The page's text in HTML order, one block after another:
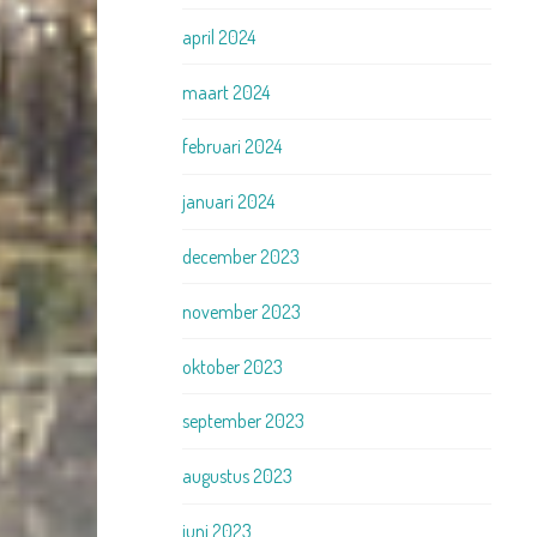
april 2024
maart 2024
februari 2024
januari 2024
december 2023
november 2023
oktober 2023
september 2023
augustus 2023
juni 2023